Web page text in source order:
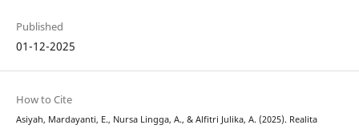
Published
01-12-2025
How to Cite
Asiyah, Mardayanti, E., Nursa Lingga, A., & Alfitri Julika, A. (2025). Realita